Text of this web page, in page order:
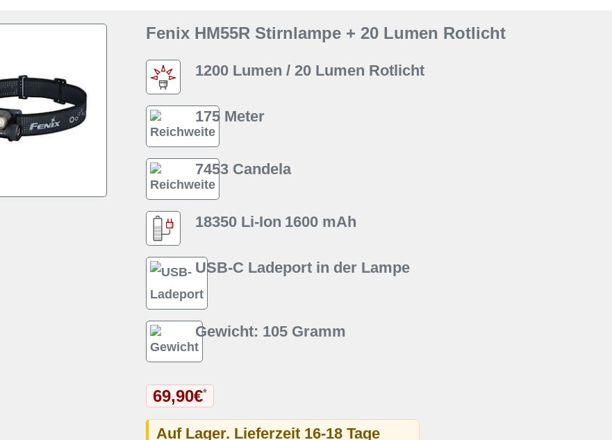
Fenix HM55R Stirnlampe + 20 Lumen Rotlicht
1200 Lumen / 20 Lumen Rotlicht
175 Meter
7453 Candela
18350 Li-Ion 1600 mAh
USB-C Ladeport in der Lampe
Gewicht: 105 Gramm
69,90€*
Auf Lager. Lieferzeit 16-18 Tage